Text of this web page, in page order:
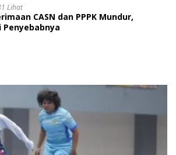
Lihat
CASN dan PPPK Mundur,